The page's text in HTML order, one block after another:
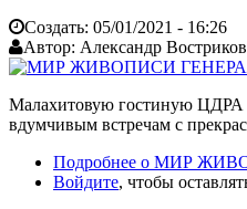
Создать: 05/01/2021 - 16:26
Автор: Александр Востриков
Малахитовую гостиную ЦДРА
вдумчивым встречам с
Подробнее о МИР
Войдите, чтобы